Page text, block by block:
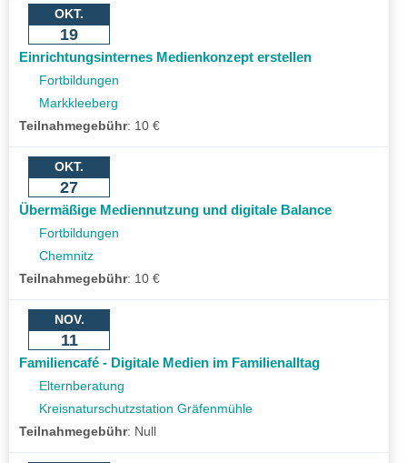
OKT.
19
Einrichtungsinternes Medienkonzept erstellen
Fortbildungen
Markkleeberg
Teilnahmegebühr: 10 €
OKT.
27
Übermäßige Mediennutzung und digitale Balance
Fortbildungen
Chemnitz
Teilnahmegebühr: 10 €
NOV.
11
Familiencafé - Digitale Medien im Familienalltag
Elternberatung
Kreisnaturschutzstation Gräfenmühle
Teilnahmegebühr: Null